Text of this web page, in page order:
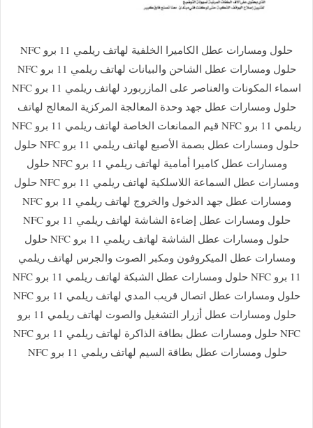
حلول ومسارات عطل الكاميرا الخلفية لهاتف ريلمي 11 برو NFC
حلول ومسارات عطل الشاحن والبيانات لهاتف ريلمي 11 برو NFC
اسماء المكونات والعناصر على المازربورد لهاتف ريلمي 11 برو NFC
حلول ومسارات عطل جهد وحدة المعالجة المركزية المعالج لهاتف
ريلمي 11 برو NFC قيم الممانعات الخاصة لهاتف ريلمي 11 برو NFC
حلول ومسارات عطل بصمة الأصبع لهاتف ريلمي 11 برو NFC حلول
ومسارات عطل كاميرا أمامية لهاتف ريلمي 11 برو NFC حلول
ومسارات عطل السماعة اللاسلكية لهاتف ريلمي 11 برو NFC حلول
ومسارات عطل جهد الدخول والخروج لهاتف ريلمي 11 برو NFC
حلول ومسارات عطل إضاءة الشاشة لهاتف ريلمي 11 برو NFC
حلول ومسارات عطل الشاشة لهاتف ريلمي 11 برو NFC حلول
ومسارات عطل الميكروفون ومكبر الصوت والجرس لهاتف ريلمي
11 برو NFC حلول ومسارات عطل الشبكة لهاتف ريلمي 11 برو NFC
حلول ومسارات عطل اتصال قريب المدي لهاتف ريلمي 11 برو NFC
حلول ومسارات عطل أزرار التشغيل والصوت لهاتف ريلمي 11 برو
NFC حلول ومسارات عطل بطاقة الذاكرة لهاتف ريلمي 11 برو NFC
حلول ومسارات عطل بطاقة السيم لهاتف ريلمي 11 برو NFC